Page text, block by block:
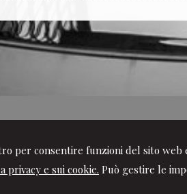
per consentire funzioni del sito
privacy e sui cookie. Può gestire le
e Societario